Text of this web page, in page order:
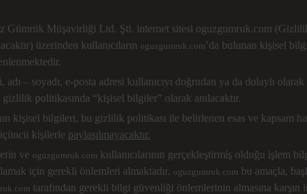
Gümrük Müşavirliği Ltd. Şti. internet sitesi oguzgumruk.com
üzerinden kullanıcıların oguzgumruk.com ’da bulunan kişisel
– soyadı, e-posta adresi kullanıcıyı doğrudan ya da dolaylı olarak
politikasında “kişisel bilgiler” olarak anılacaktır.
kişisel bilgileri, bu gizlilik politikası ile belirlenen esas ve kapsam
kişilerle paylaşılmayacaktır.
ve oguzgumruk.com kullanıcılarının gerçekleştirmiş olduğu işlem
için gerekli önlemleri almaktadır. oguzgumruk.com bu amaçla,
tarafından gerekli bilgi güvenliği önlemlerinin almasına karşın